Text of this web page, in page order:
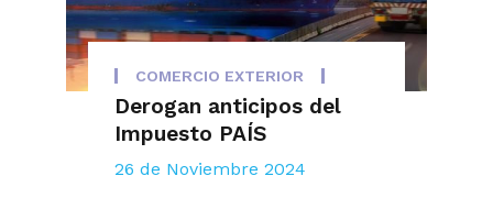
COMERCIO EXTERIOR
Derogan anticipos del
Impuesto PAÍS
26 de Noviembre 2024